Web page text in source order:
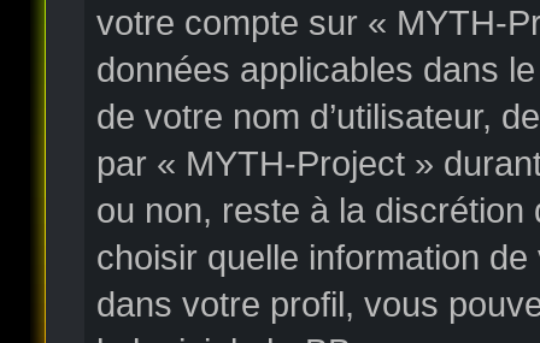
votre compte sur « MYTH-
données applicables dans
de votre nom d’utilisateur,
par « MYTH-Project »
ou non, reste à la
choisir quelle information
dans votre profil, vous